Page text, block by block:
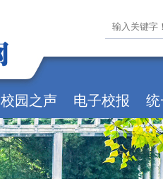
校园之声 电子校报 统